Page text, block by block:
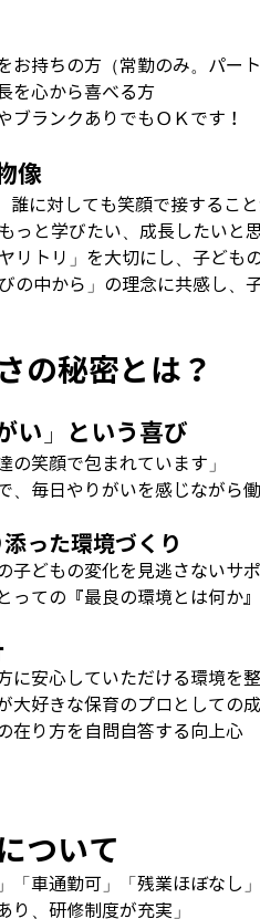
お持ちの方（常勤のみ。パー
を心から喜べる方
ブランクありでもＯＫです！
像
誰に対しても笑顔で接するこ
っと学びたい、成長したいと
リトリ」を大切にし、子ども
の中から」の理念に共感し、
の秘密とは？
い」という喜び
の笑顔で包まれています」
、毎日やりがいを感じながら
った環境づくり
子どもの変化を見逃さないサ
っての『最良の環境とは何か
に安心していただける環境を整
大好きな保育のプロとしての
在り方を自問自答する向上心
ついて
「車通勤可」「残業ほぼなし
り、研修制度が充実」